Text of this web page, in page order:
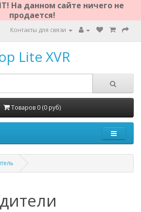
На данном сайте ничего не
продается!
Контакты для связи
Lite XVR
Товаров 0 (0 руб)